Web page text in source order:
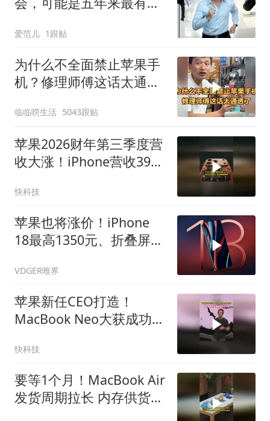
爱范儿 1跟贴
为什么不全面禁止苹果手
机？修理师傅这话太通透
临临唠生活 5043跟贴
苹果2026财年第三季度营
收大涨！iPhone营收3926
快科技
苹果也将涨价！iPhone
18最高1350元、折叠屏或
VDGER唯界
苹果新任CEO打造！
MacBook Neo大获成功！
记本
快科技
要等1个月！MacBook Air
发货周期拉长 内存供货受